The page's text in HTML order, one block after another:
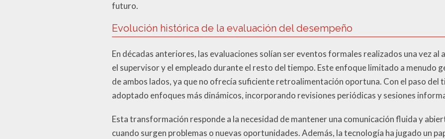
futuro.
Evolución histórica de la evaluación del desempeño
En décadas anteriores, las evaluaciones solían ser eventos formales realizados una vez al
el supervisor y el empleado durante el resto del tiempo. Este enfoque limitado a menudo
de ambos lados, ya que no ofrecía suficiente retroalimentación oportuna. Con el paso del
adoptado enfoques más dinámicos, incorporando revisiones periódicas y sesiones
Esta transformación responde a la necesidad de mantener una comunicación fluida y
cuando surgen problemas o nuevas oportunidades. Además, la tecnología ha jugado un